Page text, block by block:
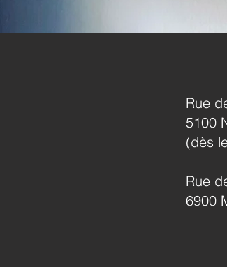
Rue
5100
(dès
Rue
6900